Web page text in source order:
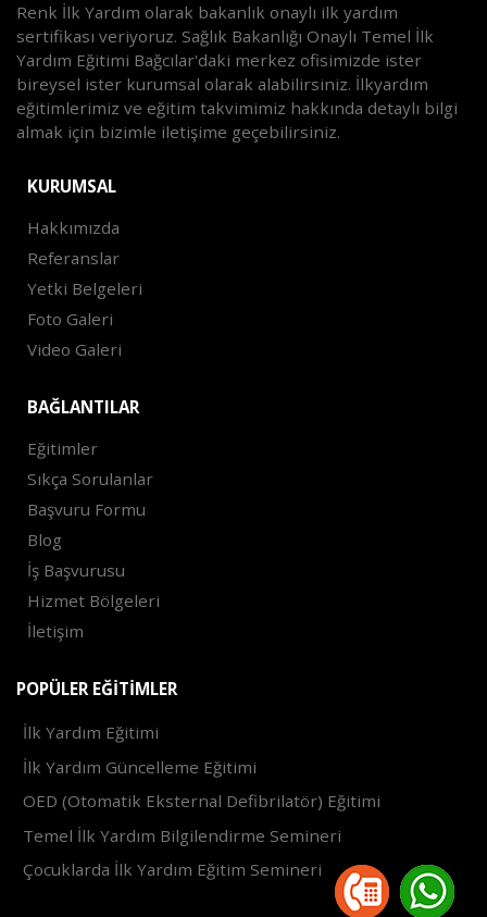
Renk İlk Yardım olarak bakanlık onaylı ilk yardım
sertifikası veriyoruz. Sağlık Bakanlığı Onaylı Temel İlk
Yardım Eğitimi Bağcılar'daki merkez ofisimizde ister
bireysel ister kurumsal olarak alabilirsiniz. İlkyardım
eğitimlerimiz ve eğitim takvimimiz hakkında detaylı bilgi
almak için bizimle iletişime geçebilirsiniz.
KURUMSAL
Hakkımızda
Referanslar
Yetki Belgeleri
Foto Galeri
Video Galeri
BAĞLANTILAR
Eğitimler
Sıkça Sorulanlar
Başvuru Formu
Blog
İş Başvurusu
Hizmet Bölgeleri
İletişim
POPÜLER EĞITIMLER
İlk Yardım Eğitimi
İlk Yardım Güncelleme Eğitimi
OED (Otomatik Eksternal Defibrilatör) Eğitimi
Temel İlk Yardım Bilgilendirme Semineri
Çocuklarda İlk Yardım Eğitim Semineri